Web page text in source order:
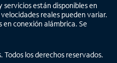
están disponibles en
reales pueden variar.
conexión alámbrica. Se
los derechos reservados.